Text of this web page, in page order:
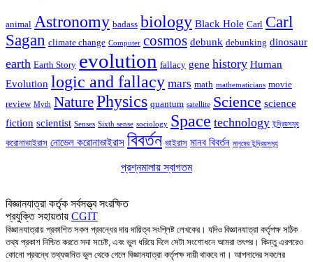
animal Astronomy badass biology Black Hole Carl Carl
Sagan climate change Computer cosmos debunk debunking dinosaur
earth Earth Story evolution fallacy gene history Human
Evolution logic and fallacy mars math mathematicians movie
review Myth NaturePhysics quantum satellite Science science
fiction scientist Senses Sixth sense sociology Space technology ইন্দ্রিয়সমূহ
করোনাভাইরাস নোভেল করোনাভাইরাস বিবর্তন ভাইরাস মানব বিবর্তন মানুষের ইন্দ্রিয়সমূহ
প্রশ্নমালায় স্বাগতম
বিজ্ঞানযাত্রা কর্তৃক সর্বসত্ত্ব সংরক্ষিত
প্রযুক্তি সহায়তায় CGIT
বিজ্ঞানযাত্রায় প্রকাশিত সকল প্রবন্ধের দায় দায়িত্ব সংশ্লিষ্ট লেখকের। যদিও বিজ্ঞানযাত্রা কর্তৃপক্ষ সঠিক
তথ্য প্রকাশ নিশ্চিত করতে সদা সচেষ্ট, এবং ভুল ধরিয়ে দিলে সেটা সংশোধনে আমরা তৎপর। কিন্তু এরপরেও
কোনো প্রবন্ধে তথ্যজনিত ভুল থেকে গেলে বিজ্ঞানযাত্রা কর্তৃপক্ষ দায়ী থাকবে না। আপনাদের সকলের